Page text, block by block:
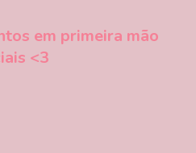
em primeira mão
<3